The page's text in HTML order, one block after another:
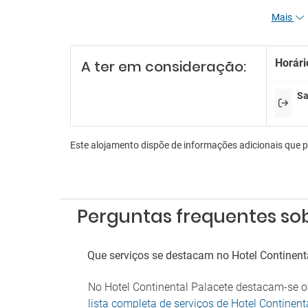
Lojas
Mais
A ter em consideração:
Este alojamento dispõe de informações adicionais que
Perguntas frequentes
Que serviços se destacam no Hotel
No Hotel Continental Palacete destacam-se
lista completa de serviços de Hotel